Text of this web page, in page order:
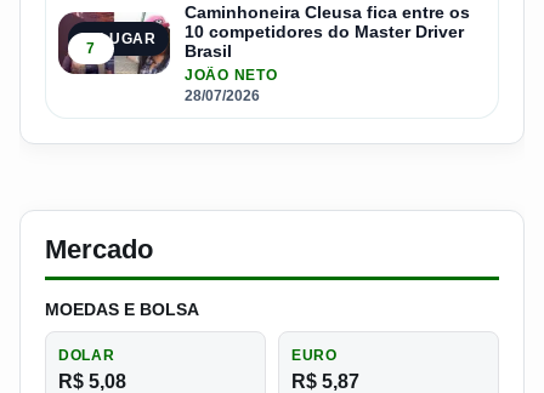
5º LUGAR
7
Caminhoneira Cleusa fica entre os
10 competidores do Master Driver
Brasil
JOÃO NETO
28/07/2026
Mercado
MOEDAS E BOLSA
DOLAR
R$ 5,08
EURO
R$ 5,87